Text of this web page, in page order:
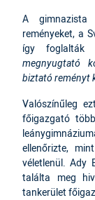
A
reményeket, a
így foglalták
megnyugtató
biztató reményt
Valószínűleg
főigazgató
ellenőrizte,
véletlenül. Ady
találta meg
tankerület